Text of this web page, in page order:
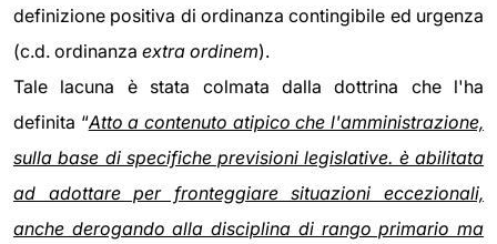
definizione positiva di ordinanza contingibile ed urgenza
(c.d. ordinanza extra ordinem).
Tale lacuna è stata colmata dalla dottrina che l'ha
definita “Atto a contenuto atipico che l'amministrazione,
sulla base di specifiche previsioni legislative. è abilitata
ad adottare per fronteggiare situazioni eccezionali,
anche derogando alla disciplina di rango primario ma